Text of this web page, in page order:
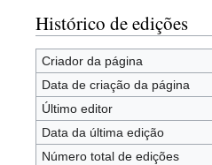
Histórico de edições
Criador da página
Data de criação da página
Último editor
Data da última edição
Número total de edições